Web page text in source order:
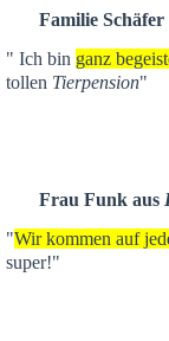
Familie Schäfer
" Ich bin ganz
tollen Tierpension"
Frau Funk aus
"Wir kommen auf
super!"